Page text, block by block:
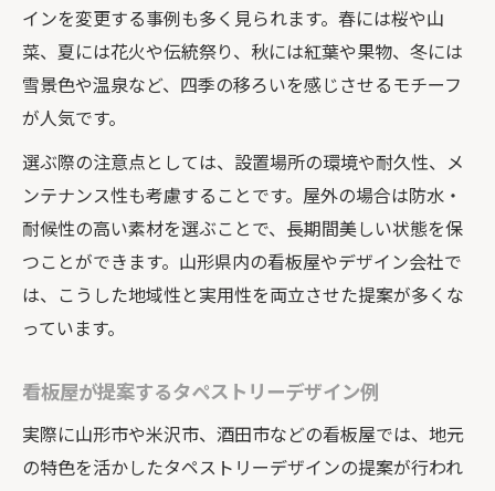
インを変更する事例も多く見られます。春には桜や山
菜、夏には花火や伝統祭り、秋には紅葉や果物、冬には
雪景色や温泉など、四季の移ろいを感じさせるモチーフ
が人気です。
選ぶ際の注意点としては、設置場所の環境や耐久性、メ
ンテナンス性も考慮することです。屋外の場合は防水・
耐候性の高い素材を選ぶことで、長期間美しい状態を保
つことができます。山形県内の看板屋やデザイン会社で
は、こうした地域性と実用性を両立させた提案が多くな
っています。
看板屋が提案するタペストリーデザイン例
実際に山形市や米沢市、酒田市などの看板屋では、地元
の特色を活かしたタペストリーデザインの提案が行われ